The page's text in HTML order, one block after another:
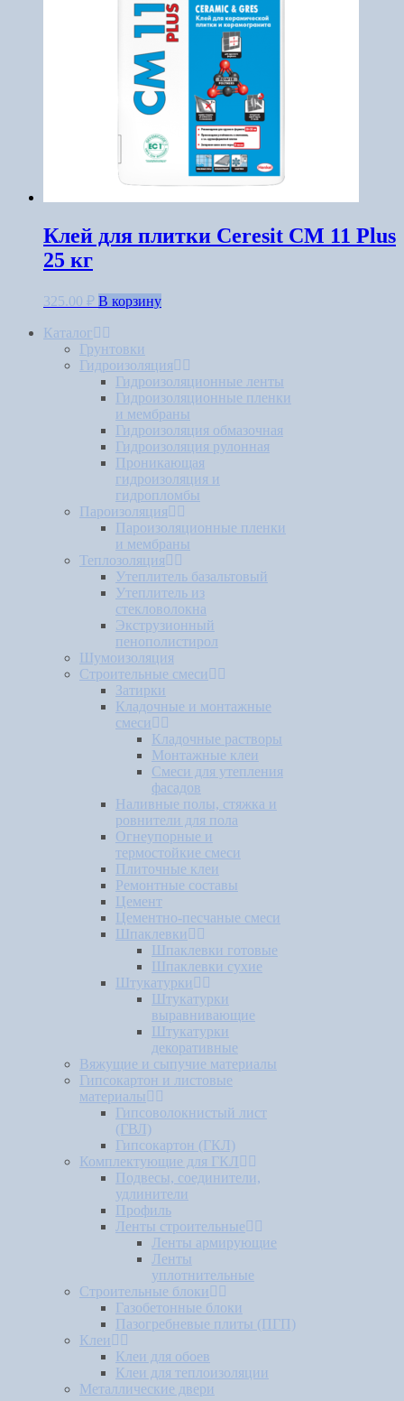
Клей для плитки Ceresit CM 11 Plus
25 кг
325.00 ₽ В корзину
Каталог
Грунтовки
Гидроизоляция
Гидроизоляционные ленты
Гидроизоляционные пленки
и мембраны
Гидроизоляция обмазочная
Гидроизоляция рулонная
Проникающая
гидроизоляция и
гидропломбы
Пароизоляция
Пароизоляционные пленки
и мембраны
Теплозоляция
Утеплитель базальтовый
Утеплитель из
стекловолокна
Экструзионный
пенополистирол
Шумоизоляция
Строительные смеси
Затирки
Кладочные и монтажные
смеси
Кладочные растворы
Монтажные клеи
Смеси для утепления
фасадов
Наливные полы, стяжка и
ровнители для пола
Огнеупорные и
термостойкие смеси
Плиточные клеи
Ремонтные составы
Цемент
Цементно-песчаные смеси
Шпаклевки
Шпаклевки готовые
Шпаклевки сухие
Штукатурки
Штукатурки
выравнивающие
Штукатурки
декоративные
Вяжущие и сыпучие материалы
Гипсокартон и листовые
материалы
Гипсоволокнистый лист
(ГВЛ)
Гипсокартон (ГКЛ)
Комплектующие для ГКЛ
Подвесы, соединители,
удлинители
Профиль
Ленты строительные
Ленты армирующие
Ленты
уплотнительные
Строительные блоки
Газобетонные блоки
Пазогребневые плиты (ПГП)
Клеи
Клеи для обоев
Клеи для теплоизоляции
Металлические двери